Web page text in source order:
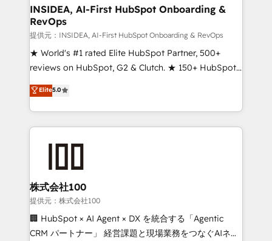
INSIDEA, AI-First HubSpot Onboarding &
RevOps
提供元：INSIDEA, AI-First HubSpot Onboarding & RevOps
★ World's #1 rated Elite HubSpot Partner, 500+
reviews on HubSpot, G2 & Clutch. ★ 150+ HubSpot
Certified Experts & Trainers across the team ★
1,500+ implementations across five continents ★ AI-
First, RevOps-led, Onboarding obsessed ★
Company of the Year 2024/25 INSIDEA helps
and build AI-powered workflows that drive adoption
from week one, in your time zone. What we do ➤
Onboarding: Live in weeks, with workflows built
around your business, not a template. ➤ Migration:
Move from any legacy CRM. Zero downtime, full data
Elite5.0
株式会社100
提供元：株式会社100
🏢 HubSpot × AI Agent × DX を統合する「Agentic
CRM パートナー」 経営課題と現場業務をつなぐAIネイ